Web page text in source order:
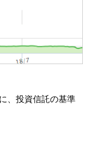
、投資信託の基準